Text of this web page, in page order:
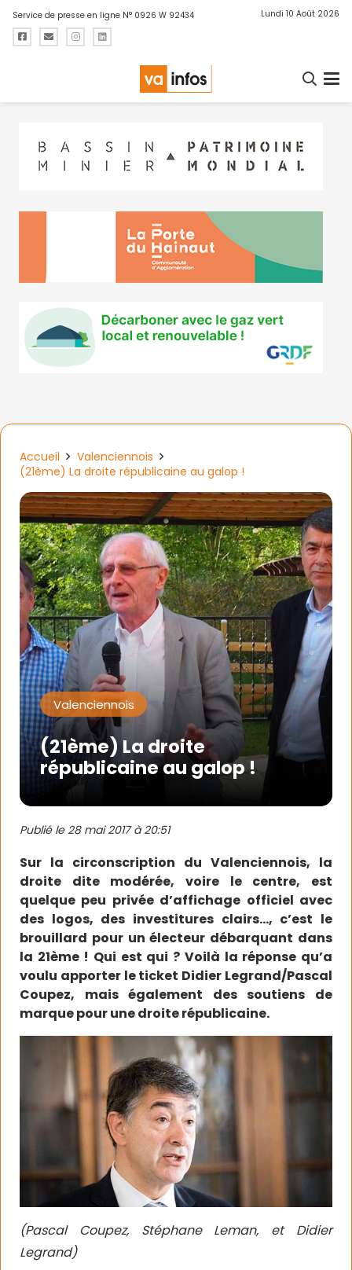
Service de presse en ligne N° 0926 W 92434 Lundi 10 Août 2026
Accueil
Valenciennois
(21ème) La droite républicaine au galop !
Valenciennois
(21ème) La droite
républicaine au galop !
Publié le28 mai 2017 à 20:51
Sur la circonscription du Valenciennois, la
droite dite modérée, voire le centre, est
quelque peu privée d’affichage officiel avec
des logos, des investitures clairs…, c’est le
brouillard pour un électeur débarquant dans
la 21ème ! Qui est qui ? Voilà la réponse qu’a
voulu apporter le ticket Didier Legrand/Pascal
Coupez, mais également des soutiens de
marque pour une droite républicaine.
(Pascal Coupez, Stéphane Leman, et Didier
Legrand)